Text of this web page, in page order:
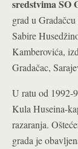
sredstvima SO
grad u
Sabire
Kamberovića,
Gradačac,
U ratu od 1992-
Kula Huseina-
razaranja.
grada je